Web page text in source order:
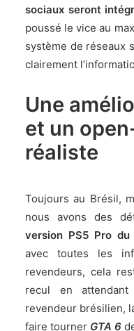
sociaux seront
poussé le vice au
système de réseaux
clairement
Une
et un
réaliste
Toujours au Brésil,
nous avons des
version PS5 Pro du
avec toutes les
revendeurs, cela
recul en
revendeur brésilien,
faire tourner GTA 6